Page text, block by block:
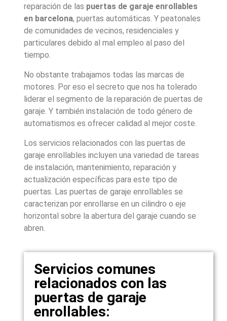
reparación de las puertas de garaje enrollables
en barcelona, puertas automáticas. Y peatonales
de comunidades de vecinos, residenciales y
particulares debido al mal empleo al paso del
tiempo.
No obstante trabajamos todas las marcas de
motores. Por eso el secreto que nos ha tolerado
liderar el segmento de la reparación de puertas de
garaje. Y también instalación de todo género de
automatismos es ofrecer calidad al mejor coste.
Los servicios relacionados con las puertas de
garaje enrollables incluyen una variedad de tareas
de instalación, mantenimiento, reparación y
actualización específicas para este tipo de
puertas. Las puertas de garaje enrollables se
caracterizan por enrollarse en un cilindro o eje
horizontal sobre la abertura del garaje cuando se
abren.
Servicios comunes
relacionados con las
puertas de garaje
enrollables: